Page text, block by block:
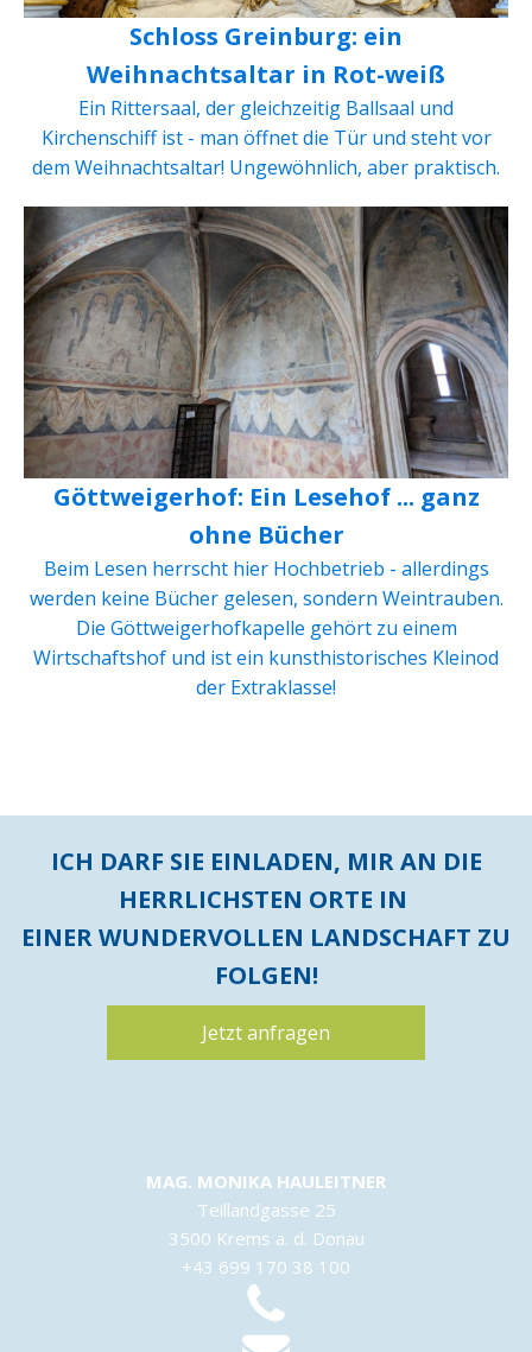
Schloss Greinburg: ein
Weihnachtsaltar in Rot-weiß
Ein Rittersaal, der gleichzeitig Ballsaal und
Kirchenschiff ist - man öffnet die Tür und steht vor
dem Weihnachtsaltar! Ungewöhnlich, aber praktisch.
Göttweigerhof: Ein Lesehof ... ganz
ohne Bücher
Beim Lesen herrscht hier Hochbetrieb - allerdings
werden keine Bücher gelesen, sondern Weintrauben.
Die Göttweigerhofkapelle gehört zu einem
Wirtschaftshof und ist ein kunsthistorisches Kleinod
der Extraklasse!
ICH DARF SIE EINLADEN, MIR AN DIE
HERRLICHSTEN ORTE IN
EINER WUNDERVOLLEN LANDSCHAFT ZU
FOLGEN!
Jetzt anfragen
MAG. MONIKA HAULEITNER
Teillandgasse 25
3500 Krems a. d. Donau
+43 699 170 38 100